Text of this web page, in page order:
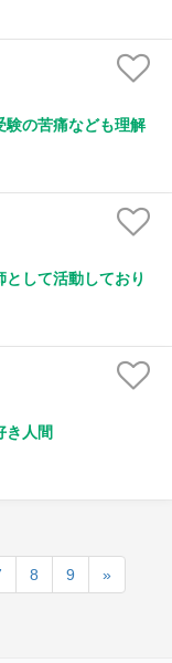
験の苦痛なども理解
して活動しており
き人間
8 9 »